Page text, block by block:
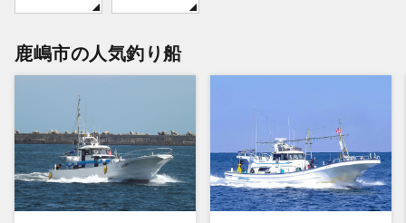
鹿嶋市の人気釣り船